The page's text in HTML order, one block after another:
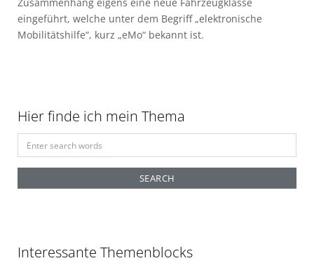
eingeführt, welche unter dem Begriff „elektronische
Mobilitätshilfe“, kurz „eMo“ bekannt ist.
Hier finde ich mein Thema
e
r
o
Interessante Themenblocks